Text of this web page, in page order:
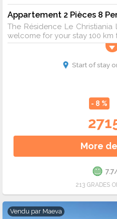
Appartement 2 Pièces 8
The Résidence Le
welcome for your stay 100 km
Start of stay
- 8 %
More
213 GRADES
Vendu par Maeva